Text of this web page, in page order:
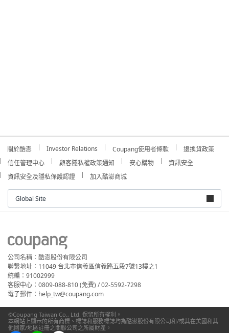
關於酷澎 Investor Relations Coupang使用者條款
退換貨政策
信任管理中心
顧客隱私權政策通知 安心購物
資訊安全
資訊安全及隱私保護認證
加入酷澎商城
Global Site
公司名稱：酷澎股份有限公司
聯繫地址：11049 台北市信義區信義路五段7號13樓之1
統編：91002999
客服中心：0809-088-810 (免費) / 02-5592-7298
電子郵件：help_tw@coupang.com
©Coupang Taiwan Co., Ltd. 保留所有權利。
本網站上顯示的所有商標、標誌和服務標誌均為酷澎股份有限公司和/或其在美國和其
他國家/地區註冊之關聯公司之所屬財產。